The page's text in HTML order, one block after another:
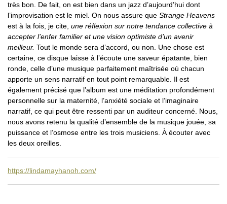
très bon. De fait, on est bien dans un jazz d’aujourd’hui dont
l’improvisation est le miel. On nous assure que Strange Heavens
est à la fois, je cite, une réflexion sur notre tendance collective à
accepter l’enfer familier et une vision optimiste d’un avenir
meilleur. Tout le monde sera d’accord, ou non. Une chose est
certaine, ce disque laisse à l’écoute une saveur épatante, bien
ronde, celle d’une musique parfaitement maîtrisée où chacun
apporte un sens narratif en tout point remarquable. Il est
également précisé que l’album est une méditation profondément
personnelle sur la maternité, l’anxiété sociale et l’imaginaire
narratif, ce qui peut être ressenti par un auditeur concerné. Nous,
nous avons retenu la qualité d’ensemble de la musique jouée, sa
puissance et l’osmose entre les trois musiciens. À écouter avec
les deux oreilles.
https://lindamayhanoh.com/